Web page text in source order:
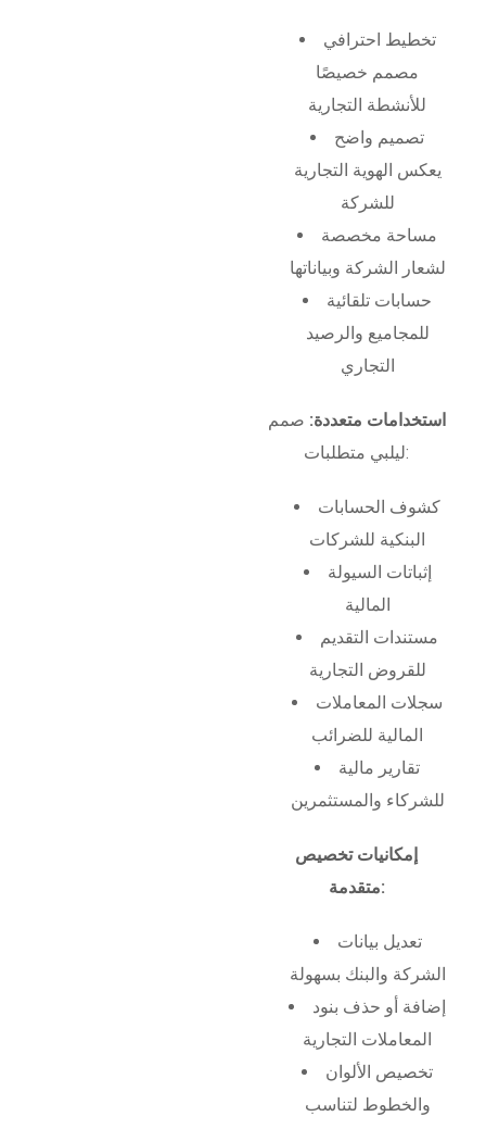
تخطيط احترافي
مصمم خصيصًا
للأنشطة التجارية
تصميم واضح
يعكس الهوية التجارية
للشركة
مساحة مخصصة
لشعار الشركة وبياناتها
حسابات تلقائية
للمجاميع والرصيد
التجاري
استخدامات متعددة: صمم
ليلبي متطلبات:
كشوف الحسابات
البنكية للشركات
إثباتات السيولة
المالية
مستندات التقديم
للقروض التجارية
سجلات المعاملات
المالية للضرائب
تقارير مالية
للشركاء والمستثمرين
إمكانيات تخصيص
متقدمة:
تعديل بيانات
الشركة والبنك بسهولة
إضافة أو حذف بنود
المعاملات التجارية
تخصيص الألوان
والخطوط لتناسب